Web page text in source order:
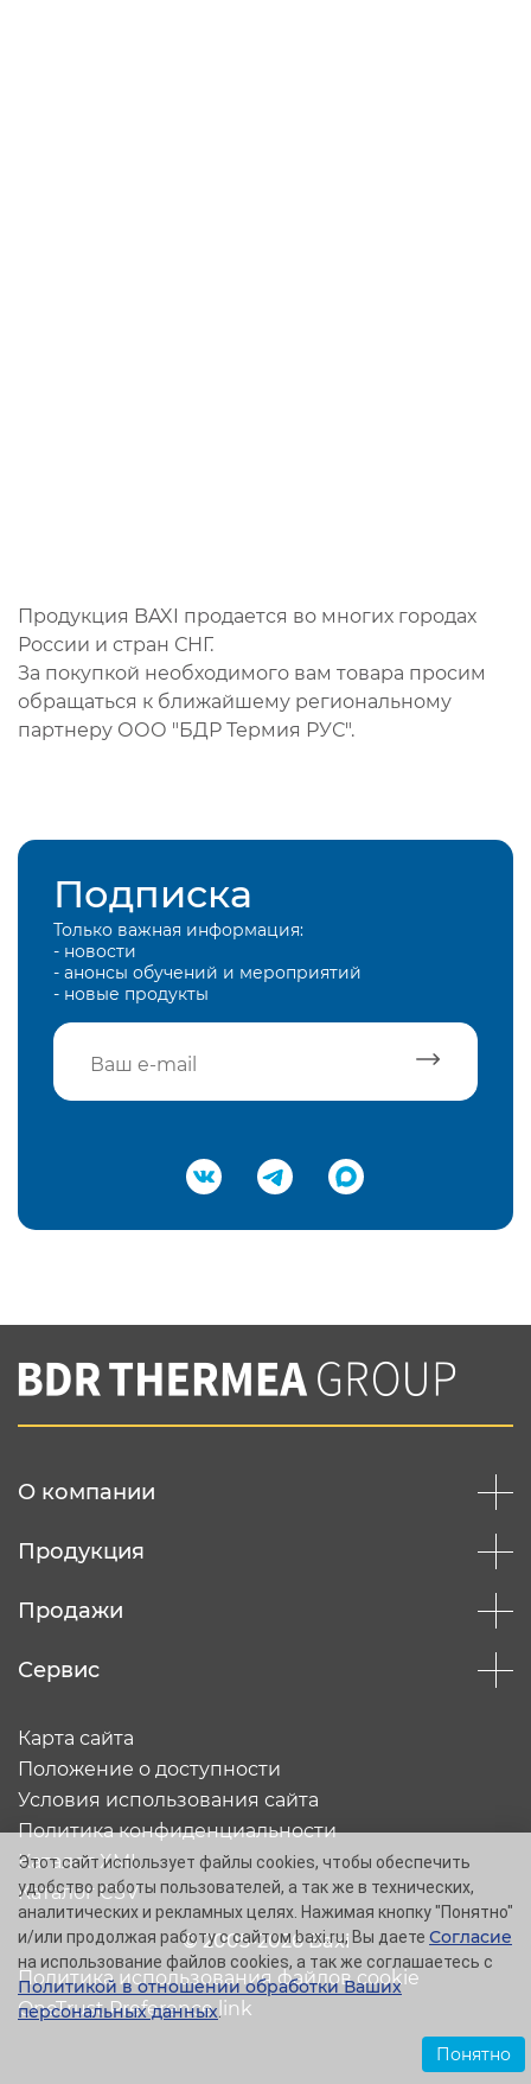
Продукция BAXI продается во многих городах
России и стран СНГ.
За покупкой необходимого вам товара просим
обращаться к ближайшему региональному
партнеру ООО "БДР Термия РУС".
Подписка
Только важная информация:
- новости
- анонсы обучений и мероприятий
- новые продукты
Подтвердить e-mail
Вы соглашаетесь с нашей политикой
конфеденциальности
О компании
Продукция
Продажи
Сервис
© 2005-2026 Baxi
Карта сайта
Положение о доступности
Условия использования сайта
Политика конфиденциальности
Каталог XML
Каталог CSV
Политика использования файлов cookie
OneTrust Preference link
Этот сайт использует файлы cookies, чтобы обеспечить
удобство работы пользователей, а так же в технических,
аналитических и рекламных целях. Нажимая кнопку "Понятно"
и/или продолжая работу с сайтом baxi.ru, Вы даете Согласие
на использование файлов cookies, а так же соглашаетесь с
Политикой в отношении обработки Ваших
персональных данных.
Понятно